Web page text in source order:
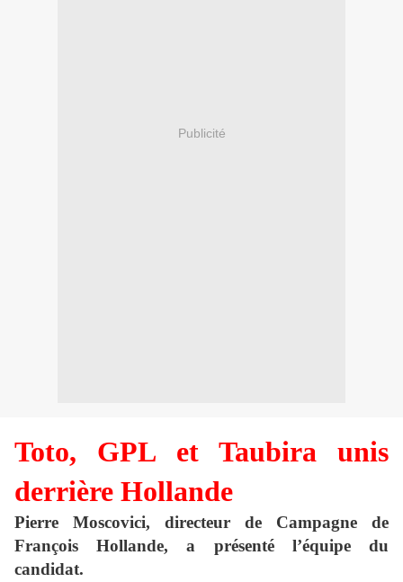
Publicité
Toto, GPL et Taubira unis
derrière Hollande
Pierre Moscovici, directeur de Campagne de
François Hollande, a présenté l’équipe du
candidat.